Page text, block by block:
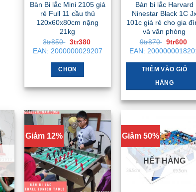
Bàn Bi lắc Mini 2105 giá
rẻ Full 11 cầu thủ
120x60x80cm nặng
21kg
3tr850 Giá
gốc
là:
3tr850 .
3tr380
hiện
tại
EAN: 2000000029207
CHỌN
phẩm
có
nhiều
biến
thể.
Các
tùy
chọn
Bàn bi lắc Harvard
Ninestar Black 1C
101c giá rẻ cho gia
và văn phòng
9tr870 Giá
gốc
là:
9tr870 .
9tr600
tại
là:
EAN:
THÊM VÀO GIỎ
HÀNG
Giảm 12% Giảm 50%
HẾT HÀNG